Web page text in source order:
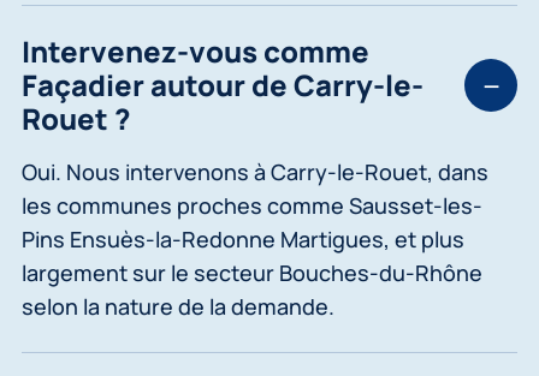
Intervenez-vous comme
Façadier autour de Carry-le-
Rouet ?
Oui. Nous intervenons à Carry-le-Rouet, dans
les communes proches comme Sausset-les-
Pins Ensuès-la-Redonne Martigues, et plus
largement sur le secteur Bouches-du-Rhône
selon la nature de la demande.